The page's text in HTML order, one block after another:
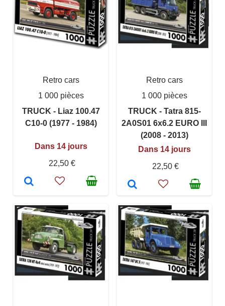
Retro cars
1 000 pièces
TRUCK - Liaz 100.47
C10-0 (1977 - 1984)
Dans 14 jours
22,50 €
Retro cars
1 000 pièces
TRUCK - Tatra 815-
2A0S01 6x6.2 EURO III
(2008 - 2013)
Dans 14 jours
22,50 €